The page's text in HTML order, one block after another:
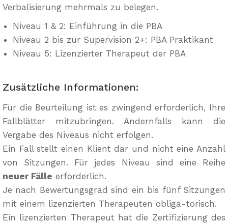
Verbalisierung mehrmals zu belegen.
Niveau 1 & 2: Einführung in die PBA
Niveau 2 bis zur Supervision 2+: PBA Praktikant
Niveau 5: Lizenzierter Therapeut der PBA
Zusätzliche Informationen:
Für die Beurteilung ist es zwingend erforderlich, Ihre
Fallblätter mitzubringen. Andernfalls kann die
Vergabe des Niveaus nicht erfolgen.
Ein Fall stellt einen Klient dar und nicht eine Anzahl
von Sitzungen. Für jedes Niveau sind eine Reihe
neuer Fälle erforderlich.
Je nach Bewertungsgrad sind ein bis fünf Sitzungen
mit einem lizenzierten Therapeuten obliga-torisch.
Ein lizenzierten Therapeut hat die Zertifizierung des